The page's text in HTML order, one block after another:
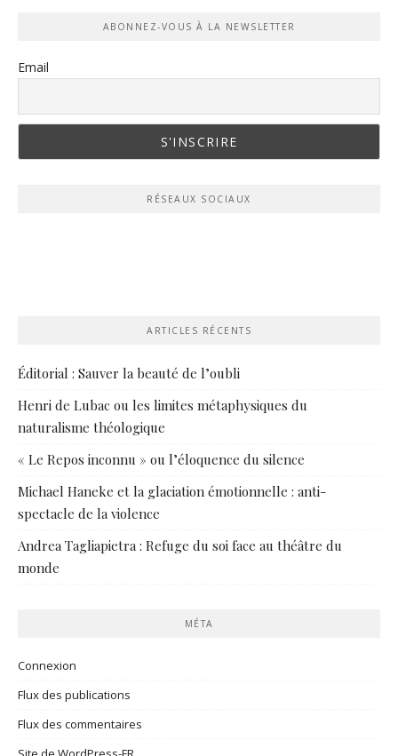
ABONNEZ-VOUS À LA NEWSLETTER
Email
RÉSEAUX SOCIAUX
ARTICLES RÉCENTS
Éditorial : Sauver la beauté de l’oubli
Henri de Lubac ou les limites métaphysiques du
naturalisme théologique
« Le Repos inconnu » ou l’éloquence du silence
Michael Haneke et la glaciation émotionnelle : anti-
spectacle de la violence
Andrea Tagliapietra : Refuge du soi face au théâtre du
monde
MÉTA
Connexion
Flux des publications
Flux des commentaires